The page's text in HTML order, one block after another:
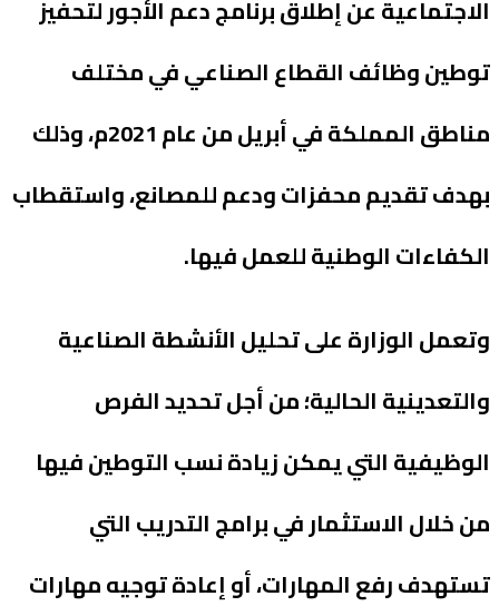
الاجتماعية عن إطلاق برنامج دعم الأجور لتحفيز
توطين وظائف القطاع الصناعي في مختلف
مناطق المملكة في أبريل من عام 2021م، وذلك
بهدف تقديم محفزات ودعم للمصانع، واستقطاب
الكفاءات الوطنية للعمل فيها.
وتعمل الوزارة على تحليل الأنشطة الصناعية
والتعدينية الحالية؛ من أجل تحديد الفرص
الوظيفية التي يمكن زيادة نسب التوطين فيها
من خلال الاستثمار في برامج التدريب التي
تستهدف رفع المهارات، أو إعادة توجيه مهارات